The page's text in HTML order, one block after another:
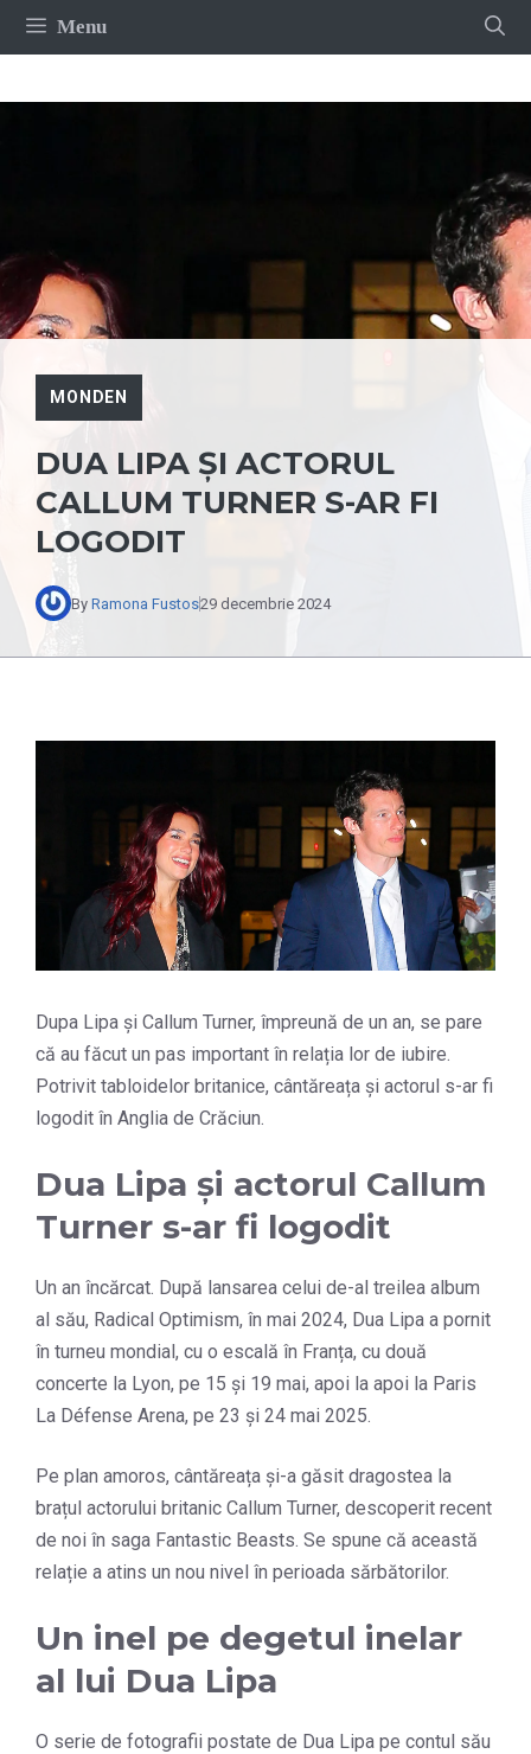
Sari
Menu
MONDEN
DUA LIPA ȘI ACTORUL
CALLUM TURNER S-AR FI
LOGODIT
By Ramona Fustos29 decembrie 2024
Dupa Lipa și Callum Turner, împreună de un an, se pare
că au făcut un pas important în relația lor de iubire.
Potrivit tabloidelor britanice, cântăreața și actorul s-ar fi
logodit în Anglia de Crăciun.
Dua Lipa și actorul Callum
Turner s-ar fi logodit
Un an încărcat. După lansarea celui de-al treilea album
al său, Radical Optimism, în mai 2024, Dua Lipa a pornit
în turneu mondial, cu o escală în Franța, cu două
concerte la Lyon, pe 15 și 19 mai, apoi la apoi la Paris
La Défense Arena, pe 23 și 24 mai 2025.
Pe plan amoros, cântăreața și-a găsit dragostea la
brațul actorului britanic Callum Turner, descoperit recent
de noi în saga Fantastic Beasts. Se spune că această
relație a atins un nou nivel în perioada sărbătorilor.
Un inel pe degetul inelar
al lui Dua Lipa
O serie de fotografii postate de Dua Lipa pe contul său